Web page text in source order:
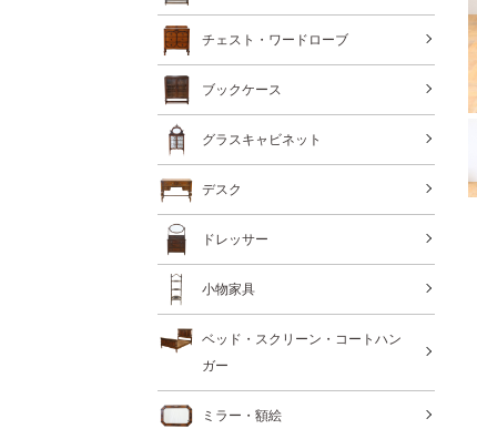
チェスト・ワードローブ
ブックケース
グラスキャビネット
デスク
ドレッサー
小物家具
ベッド・スクリーン・コートハン
ガー
ミラー・額絵